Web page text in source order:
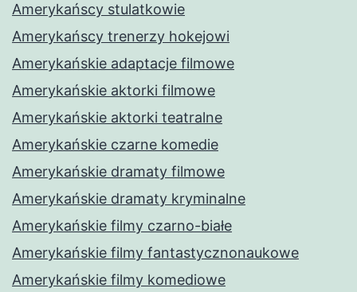
Amerykańscy stulatkowie
Amerykańscy trenerzy hokejowi
Amerykańskie adaptacje filmowe
Amerykańskie aktorki filmowe
Amerykańskie aktorki teatralne
Amerykańskie czarne komedie
Amerykańskie dramaty filmowe
Amerykańskie dramaty kryminalne
Amerykańskie filmy czarno-białe
Amerykańskie filmy fantastycznonaukowe
Amerykańskie filmy komediowe